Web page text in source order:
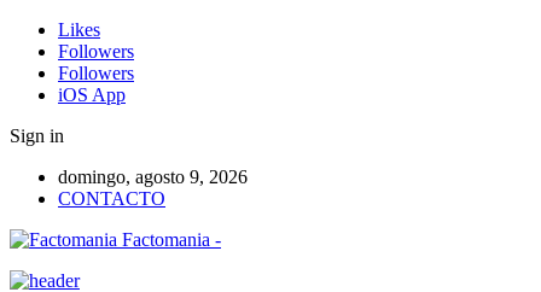
Likes
Followers
Followers
iOS App
Sign in
domingo, agosto 9, 2026
CONTACTO
Factomania -